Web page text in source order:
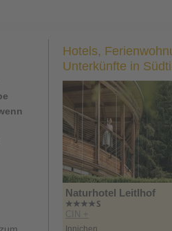
Hotels,
Unterkünfte in
Naturhotel Leitlhof
CIN +
Innichen